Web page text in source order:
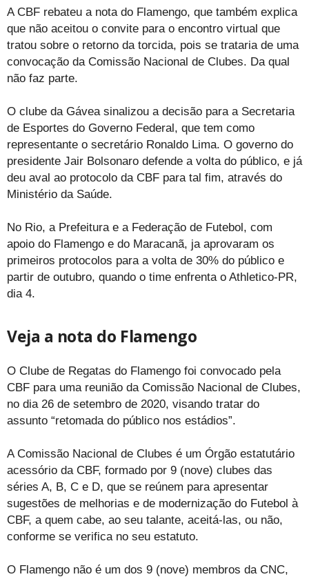
A CBF rebateu a nota do Flamengo, que também explica
que não aceitou o convite para o encontro virtual que
tratou sobre o retorno da torcida, pois se trataria de uma
convocação da Comissão Nacional de Clubes. Da qual
não faz parte.
O clube da Gávea sinalizou a decisão para a Secretaria
de Esportes do Governo Federal, que tem como
representante o secretário Ronaldo Lima. O governo do
presidente Jair Bolsonaro defende a volta do público, e já
deu aval ao protocolo da CBF para tal fim, através do
Ministério da Saúde.
No Rio, a Prefeitura e a Federação de Futebol, com
apoio do Flamengo e do Maracanã, ja aprovaram os
primeiros protocolos para a volta de 30% do público e
partir de outubro, quando o time enfrenta o Athletico-PR,
dia 4.
Veja a nota do Flamengo
O Clube de Regatas do Flamengo foi convocado pela
CBF para uma reunião da Comissão Nacional de Clubes,
no dia 26 de setembro de 2020, visando tratar do
assunto “retomada do público nos estádios”.
A Comissão Nacional de Clubes é um Órgão estatutário
acessório da CBF, formado por 9 (nove) clubes das
séries A, B, C e D, que se reúnem para apresentar
sugestões de melhorias e de modernização do Futebol à
CBF, a quem cabe, ao seu talante, aceitá-las, ou não,
conforme se verifica no seu estatuto.
O Flamengo não é um dos 9 (nove) membros da CNC,